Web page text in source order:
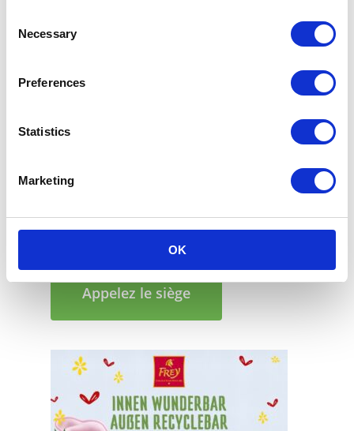
Selection
Necessary
Preferences
Statistics
Marketing
OK
d’entreprises qui choisissent d’avoir un impact
positif sur l’environnement avec des
d’autres produits ?
août 18, 2023
Appelez le siège